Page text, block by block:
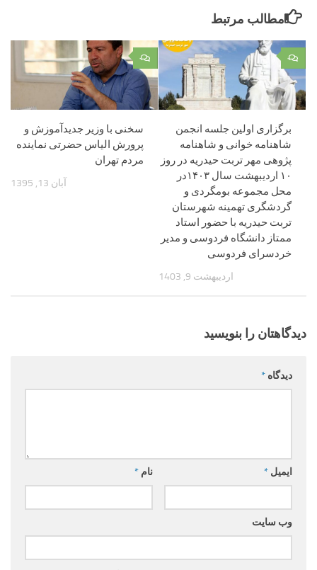
مطالب مرتبط
۰
سخنی با وزیر جدیدآموزش و
پرورش الیاس حضرتی نماینده
مردم تهران
آبان 13, 1395
۰
برگزاری اولین جلسه انجمن
شاهنامه خوانی و شاهنامه
پژوهی مهر تربت حیدریه در روز
۱۰ اردیبهشت سال ۱۴۰۳در
محل مجموعه بومگردی و
گردشگری تهمینه شهرستان
تربت حیدریه با حضور استاد
ممتاز دانشگاه فردوسی و مدیر
خردسرای فردوسی
اردیبهشت 9, 1403
دیدگاهتان را بنویسید
دیدگاه *
نام * ایمیل *
وب‌ سایت